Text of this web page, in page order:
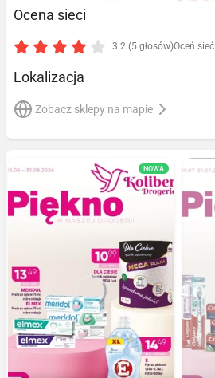
Ocena sieci
3.2 (5 głosów)Oceń sieć
Lokalizacja
Zobacz sklepy na mapie
NOWA